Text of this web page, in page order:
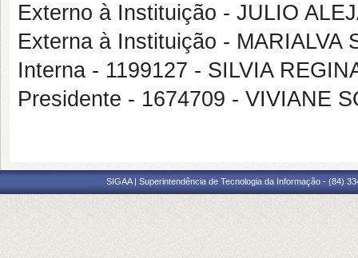
Externo à Instituição - JULIO
Externa à Instituição - MARIALVA
Interna - 1199127 - SILVIA
Presidente - 1674709 - VIVIANE
SIGAA | Superintendência de Tecnologia da Informação - (84)